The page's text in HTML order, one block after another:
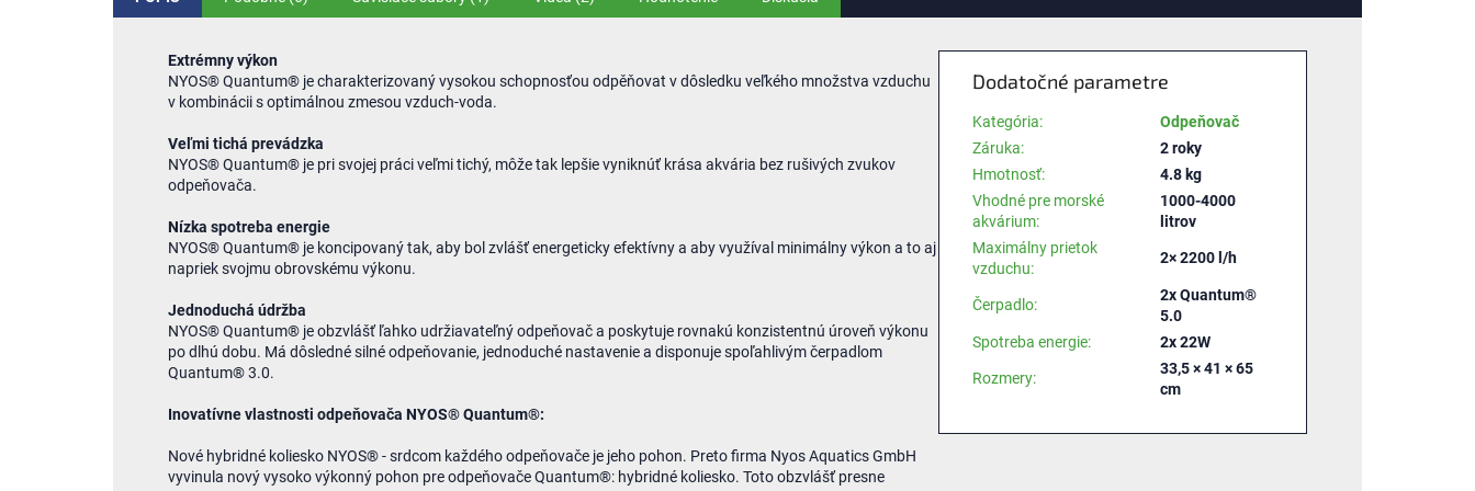
Extrémny výkon
NYOS® Quantum® je charakterizovaný vysokou schopnosťou odpěňovat v dôsledku veľkého množstva vzduchu
v kombinácii s optimálnou zmesou vzduch-voda.
Veľmi tichá prevádzka
NYOS® Quantum® je pri svojej práci veľmi tichý, môže tak lepšie vyniknúť krása akvária bez rušivých zvukov
odpeňovača.
Nízka spotreba energie
NYOS® Quantum® je koncipovaný tak, aby bol zvlášť energeticky efektívny a aby využíval minimálny výkon a to aj
napriek svojmu obrovskému výkonu.
Jednoduchá údržba
NYOS® Quantum® je obzvlášť ľahko udržiavateľný odpeňovač a poskytuje rovnakú konzistentnú úroveň výkonu
po dlhú dobu. Má dôsledné silné odpeňovanie, jednoduché nastavenie a disponuje spoľahlivým čerpadlom
Quantum® 3.0.
Inovatívne vlastnosti odpeňovača NYOS® Quantum®:
Nové hybridné koliesko NYOS® - srdcom každého odpeňovače je jeho pohon. Preto firma Nyos Aquatics GmbH
vyvinula nový vysoko výkonný pohon pre odpeňovače Quantum®: hybridné koliesko. Toto obzvlášť presne
Dodatočné parametre
Kategória:
Odpeňovač
Záruka:
2 roky
Hmotnosť:
4.8 kg
Vhodné pre morské
akvárium:
1000-4000
litrov
Maximálny prietok
vzduchu:
2× 2200 l/h
Čerpadlo:
2x Quantum®
5.0
Spotreba energie: 2x 22W
Rozmery:
33,5 × 41 × 65
cm